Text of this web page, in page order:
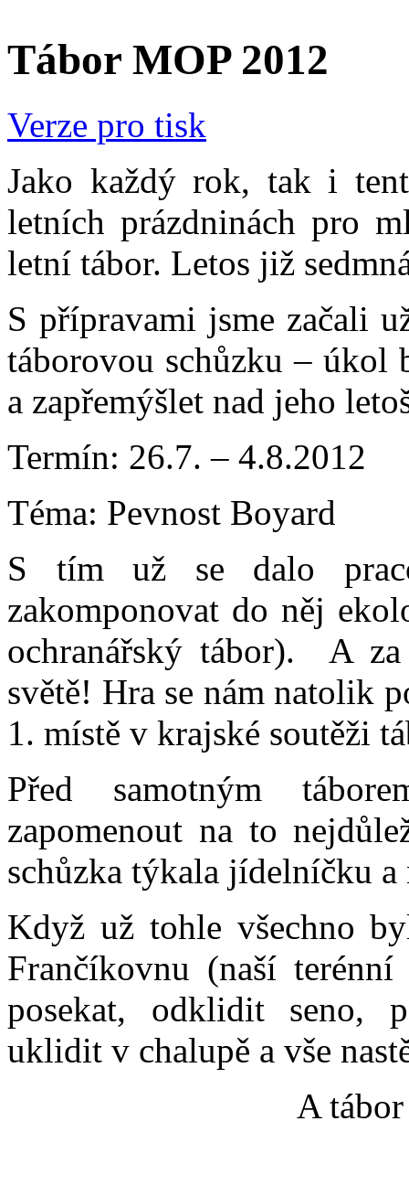
Tábor MOP 2012
Verze pro tisk
Jako každý rok, tak i
letních prázdninách pro
letní tábor. Letos již
S přípravami jsme začali
táborovou schůzku – úkol
a zapřemýšlet nad jeho
Termín: 26.7. – 4.8.2012
Téma: Pevnost Boyard
S tím už se dalo
zakomponovat do něj
ochranářský tábor).
A
světě! Hra se nám natolik
1. místě v krajské soutěži
Před samotným
zapomenout na to
schůzka týkala jídelníčku a
Když už tohle všechno
Frančíkovnu (naší
posekat, odklidit seno,
uklidit v chalupě a vše
A